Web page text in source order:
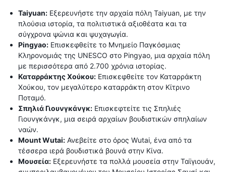
Taiyuan: Εξερευνήστε την αρχαία πόλη Taiyuan, με την
πλούσια ιστορία, τα πολιτιστικά αξιοθέατα και τα
σύγχρονα ψώνια και ψυχαγωγία.
Pingyao: Επισκεφθείτε το Μνημείο Παγκόσμιας
Κληρονομιάς της UNESCO στο Pingyao, μια αρχαία πόλη
με περισσότερα από 2.700 χρόνια ιστορίας.
Καταρράκτης Χούκου: Επισκεφθείτε τον Καταρράκτη
Χούκου, τον μεγαλύτερο καταρράκτη στον Κίτρινο
Ποταμό.
Σπηλιά Γιουνγκάνγκ: Επισκεφτείτε τις Σπηλιές
Γιουνγκάνγκ, μια σειρά αρχαίων βουδιστικών σπηλαίων
ναών.
Mount Wutai: Ανεβείτε στο όρος Wutai, ένα από τα
τέσσερα ιερά βουδιστικά βουνά στην Κίνα.
Μουσεία: Εξερευνήστε τα πολλά μουσεία στην Ταϊγιουάν,